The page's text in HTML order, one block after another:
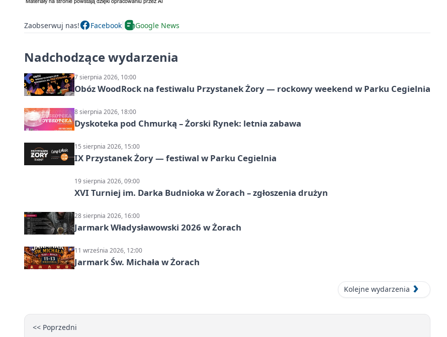
Zaobserwuj nas! Facebook Google News
Nadchodzące wydarzenia
7 sierpnia 2026, 10:00
Obóz WoodRock na festiwalu Przystanek Żory — rockowy weekend w Parku Cegielnia
8 sierpnia 2026, 18:00
Dyskoteka pod Chmurką – Żorski Rynek: letnia zabawa
15 sierpnia 2026, 15:00
IX Przystanek Żory — festiwal w Parku Cegielnia
19 sierpnia 2026, 09:00
XVI Turniej im. Darka Budnioka w Żorach – zgłoszenia drużyn
28 sierpnia 2026, 16:00
Jarmark Władysławowski 2026 w Żorach
11 września 2026, 12:00
Jarmark Św. Michała w Żorach
Kolejne wydarzenia
<< Poprzedni